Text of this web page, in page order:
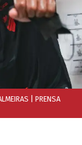
| PRENSA